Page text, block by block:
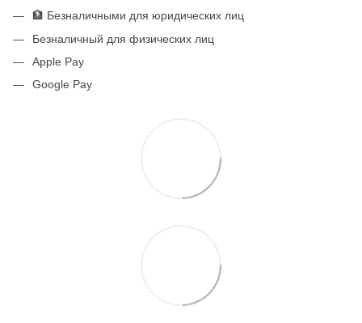
🏦 Безналичными для юридических лиц
Безналичный для физических лиц
Apple Pay
Google Pay